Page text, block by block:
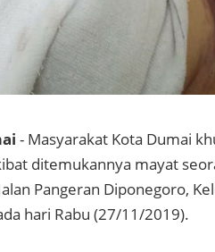
- Masyarakat Kota Dumai
ditemukannya mayat
Pangeran Diponegoro,
hari Rabu (27/11/2019).